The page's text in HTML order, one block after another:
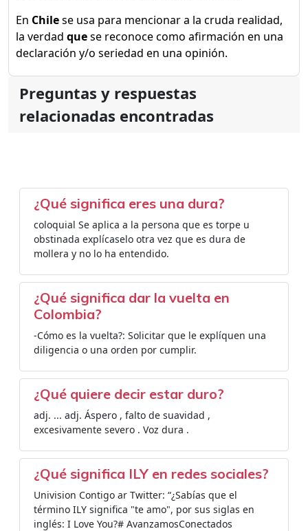
En Chilese usa para mencionar a la cruda realidad,
la verdad quese reconoce como afirmación en una
declaración y/o seriedad en una opinión.
Preguntas y respuestas
relacionadas encontradas
¿Qué significa eres una dura?
coloquial Se aplica a la persona que es torpe u
obstinada explícaselo otra vez que es dura de
mollera y no lo ha entendido.
¿Qué significa dar la vuelta en
Colombia?
-Cómo es la vuelta?: Solicitar que le explíquen una
diligencia o una orden por cumplir.
¿Qué quiere decir estar duro?
adj. ... adj. Áspero , falto de suavidad ,
excesivamente severo . Voz dura .
¿Qué significa ILY en redes sociales?
Univision Contigo ar Twitter: “¿Sabías que el
término ILY significa "te amo", por sus siglas en
inglés: I Love You?# AvanzamosConectados